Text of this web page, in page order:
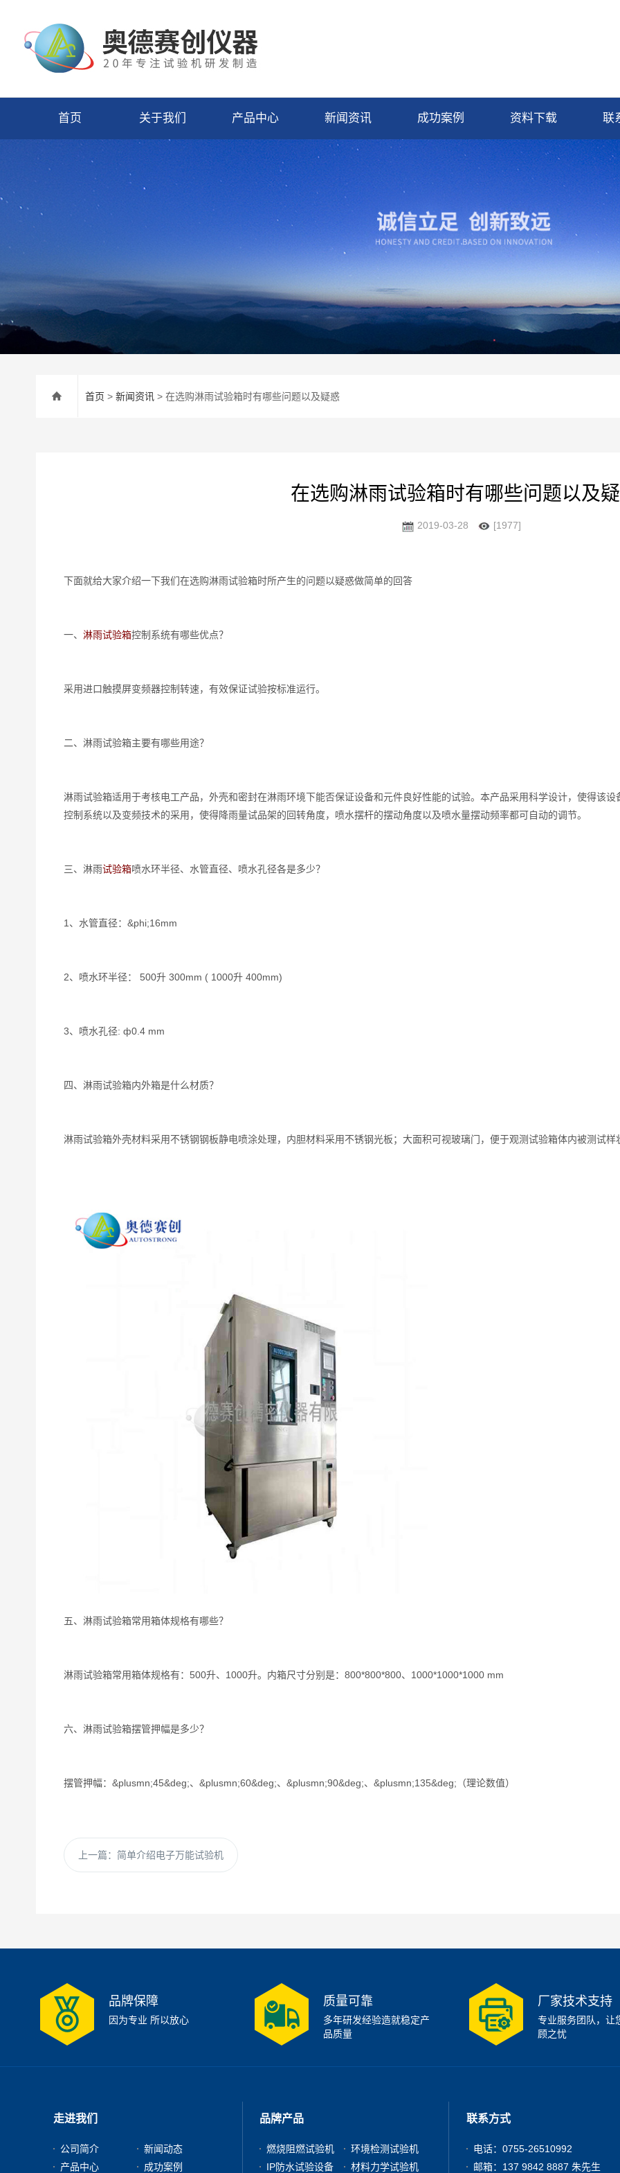
首页 关于我们 产品中心 新闻资讯 成功案例 资料下载 联
首页 > 新闻资讯 > 在选购淋雨试验箱时有哪些问题以及疑惑
在选购淋雨试验箱时有哪些问题以及
2019-03-28 [1977]
下面就给大家介绍一下我们在选购淋雨试验箱时所产生的问题以疑惑做简单的回答
一、 淋雨试验箱控制系统有哪些优点？
采用进口触摸屏变频器控制转速，有效保证试验按标准运行。
二、淋雨试验箱主要有哪些用途？
淋雨试验箱适用于考核电工产品，外壳和密封在淋雨环境下能否保证设备和元件良好性能的试验。本产品采用科学设计，使得该
控制系统以及变频技术的采用，使得降雨量试品架的回转角度，喷水摆杆的摆动角度以及喷水量摆动频率都可自动的调节。
三、淋雨试验箱喷水环半径、水管直径、喷水孔径各是多少？
1、水管直径：&phi;16mm
2、喷水环半径： 500升 300mm ( 1000升 400mm)
3、喷水孔径: ф0.4 mm
四、淋雨试验箱内外箱是什么材质？
淋雨试验箱外壳材料采用不锈钢钢板静电喷涂处理，内胆材料采用不锈钢光板；大面积可视玻璃门，便于观测试验箱体内被测试样
五、淋雨试验箱常用箱体规格有哪些？
淋雨试验箱常用箱体规格有：500升、1000升。内箱尺寸分别是：800*800*800、1000*1000*1000 mm
六、淋雨试验箱摆管押幅是多少？
摆管押幅：&plusmn;45&deg;、&plusmn;60&deg;、&plusmn;90&deg;、&plusmn;135&deg;（理论数值）
上一篇： 简单介绍电子万能试验机
品牌保障
因为专业 所以放心
质量可靠
多年研发经验造就稳定产
品质量
厂家技术支持
专业服务团队，让
顾之忧
走进我们
公司简介
新闻动态
产品中心
成功案例
品牌产品
燃烧阻燃试验机
环境检测试验机
IP防水试验设备
材料力学试验机
联系方式
电话：0755-26510992
邮箱：137 9842 8887 朱先生